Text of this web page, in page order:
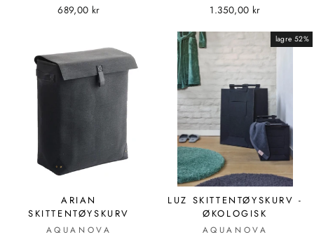
689,00 kr 1.350,00 kr
ARIAN
SKITTENTØYSKURV
AQUANOVA
lagre 52%
LUZ SKITTENTØYSKURV -
ØKOLOGISK
AQUANOVA